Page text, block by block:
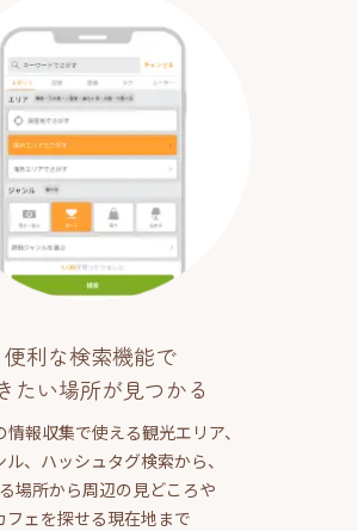
便利な検索機能で
たい場所が見つかる
情報収集で使える観光エリア、
ル、ハッシュタグ検索から、
場所から周辺の見どころや
フェを探せる現在地まで